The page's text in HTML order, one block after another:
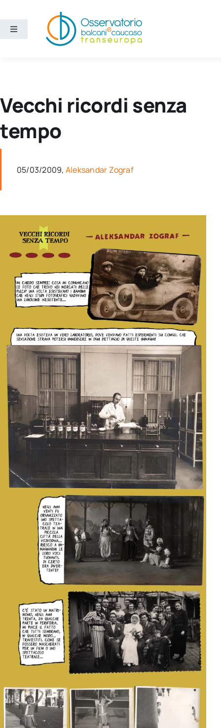
contenuto
Toggle
Cerca
Newsletter
Ita
Vecchi ricordi senza
tempo
05/03/2009, Aleksandar Zograf